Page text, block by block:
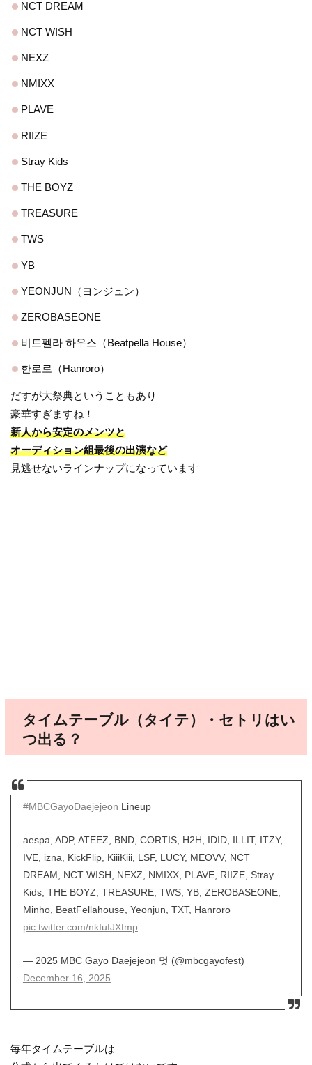
NCT DREAM
NCT WISH
NEXZ
NMIXX
PLAVE
RIIZE
Stray Kids
THE BOYZ
TREASURE
TWS
YB
YEONJUN（ヨンジュン）
ZEROBASEONE
비트펠라 하우스（Beatpella House）
한로로（Hanroro）
だすが大祭典ということもあり
豪華すぎますね！
新人から安定のメンツと
オーディション組最後の出演など
見逃せないラインナップになっています
タイムテーブル（タイテ）・セトリはい
つ出る？
#MBCGayoDaejejeon Lineup
aespa, ADP, ATEEZ, BND, CORTIS, H2H, IDID, ILLIT, ITZY,
IVE, izna, KickFlip, KiiiKiii, LSF, LUCY, MEOVV, NCT
DREAM, NCT WISH, NEXZ, NMIXX, PLAVE, RIIZE, Stray
Kids, THE BOYZ, TREASURE, TWS, YB, ZEROBASEONE,
Minho, BeatFellahouse, Yeonjun, TXT, Hanroro
pic.twitter.com/nkIufJXfmp
— 2025 MBC Gayo Daejejeon 멋 (@mbcgayofest)
December 16, 2025
毎年タイムテーブルは